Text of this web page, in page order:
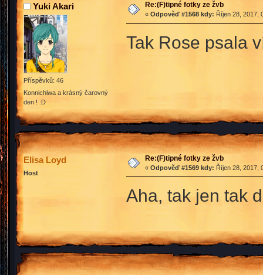
Yuki Akari
Příspěvků: 46
Konnichiwa a krásný čarovný
den ! :D
Re:(F)tipné fotky ze žvb
« Odpověď #1568 kdy: Říjen 28, 2017,
Tak Rose psala
Elisa Loyd
Host
Re:(F)tipné fotky ze žvb
« Odpověď #1569 kdy: Říjen 28, 2017,
Aha, tak jen tak